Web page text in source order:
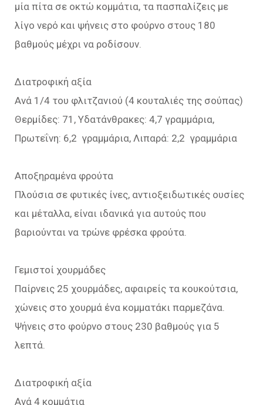
μία πίτα σε οκτώ κομμάτια, τα πασπαλίζεις με
λίγο νερό και ψήνεις στο φούρνο στους 180
βαθμούς μέχρι να ροδίσουν.
Διατροφική αξία
Aνά 1/4 του φλιτζανιού (4 κουταλιές της σούπας)
Θερμίδες: 71, Υδατάνθρακες: 4,7 γραμμάρια,
Πρωτεΐνη: 6,2 γραμμάρια, Λιπαρά: 2,2 γραμμάρια
Αποξηραμένα φρούτα
Πλούσια σε φυτικές ίνες, αντιοξειδωτικές ουσίες
και μέταλλα, είναι ιδανικά για αυτούς που
βαριούνται να τρώνε φρέσκα φρούτα.
Γεμιστοί χουρμάδες
Παίρνεις 25 χουρμάδες, αφαιρείς τα κουκούτσια,
χώνεις στο χουρμά ένα κομματάκι παρμεζάνα.
Ψήνεις στο φούρνο στους 230 βαθμούς για 5
λεπτά.
Διατροφική αξία
Aνά 4 κομμάτια